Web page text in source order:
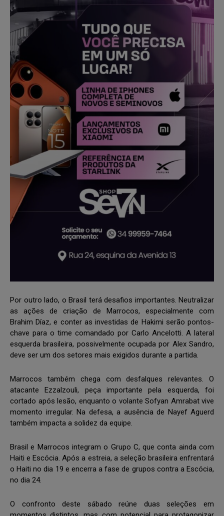
Por outro lado, o Brasil terá desafios importantes. Neutralizar
as ações de criação de Marrocos, especialmente com
Brahim Díaz, e conter as investidas de Hakimi serão pontos-
chave para o time comandado por Carlo Ancelotti. A lateral
esquerda brasileira, possivelmente ocupada por Alex Sandro,
deve ser um dos setores mais exigidos durante a partida.
Marrocos também chega com desfalques relevantes. O
atacante Ezzalzouli, peça importante pela esquerda, foi
cortado após lesão, enquanto o volante Sofyan Amrabat vive
momento irregular. Na defesa, a ausência de Nayef Aguerd
também impacta a solidez da equipe.
Brasil e Marrocos integram o Grupo C, que conta ainda com
Haiti e Escócia. Após a estreia, a seleção brasileira enfrentará
o Haiti no dia 19 e encerra a fase de grupos contra a Escócia,
no dia 24.
O confronto deste sábado reúne duas seleções em